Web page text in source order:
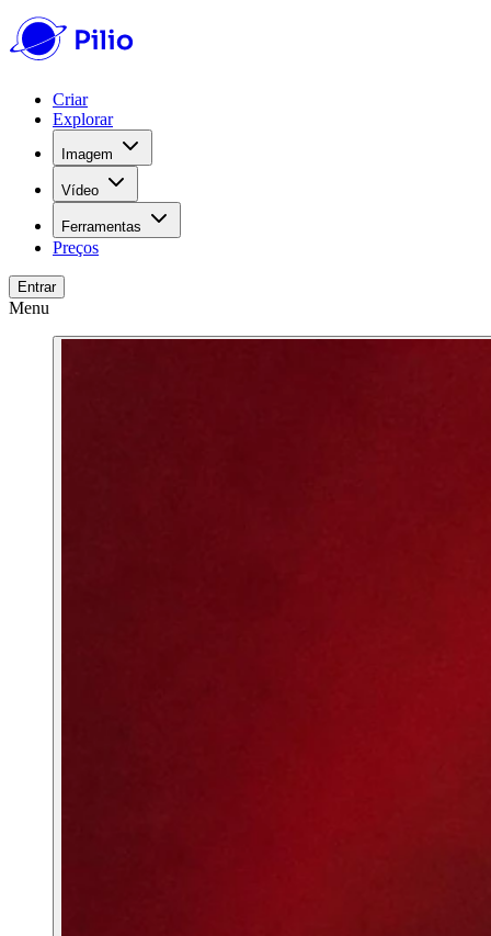
Criar
Explorar
Imagem
Vídeo
Ferramentas
Preços
Entrar
Menu